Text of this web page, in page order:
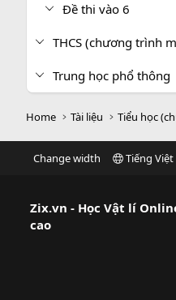
Đề thi vào 6
THCS (chương trình
Trung học phổ thông
Home Tài liệu Tiểu học
Change width Tiếng Việt
Zix.vn - Học Vật lí
cao